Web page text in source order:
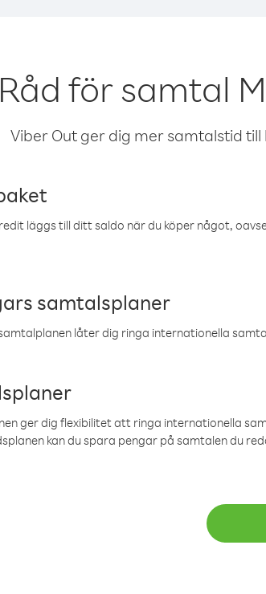
Råd för samtal
Viber Out ger dig mer samtalstid
läggs till ditt saldo när du köper något,
samtalsplaner
låter dig ringa internationella
ger dig flexibilitet att ringa internationella
kan du spara pengar på samtalen du